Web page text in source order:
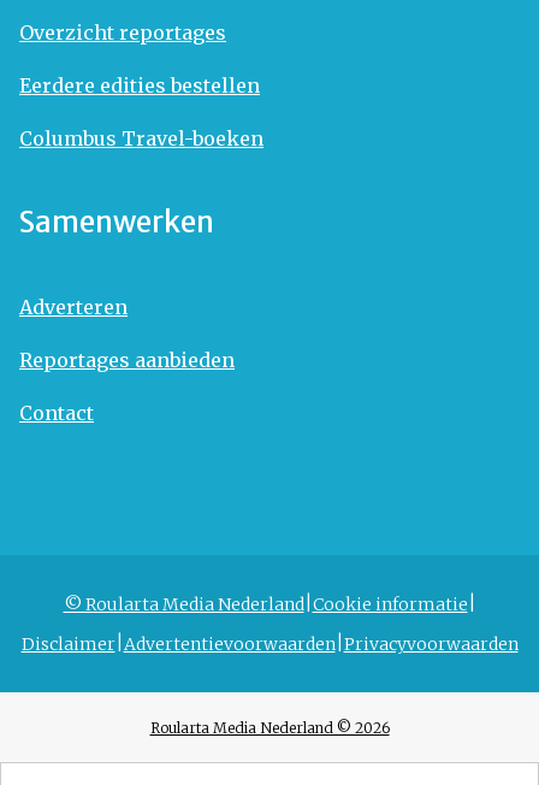
Overzicht reportages
Eerdere edities bestellen
Columbus Travel-boeken
Samenwerken
Adverteren
Reportages aanbieden
Contact
© Roularta Media Nederland Cookie informatie
Disclaimer Advertentievoorwaarden Privacyvoorwaarden
Roularta Media Nederland © 2026